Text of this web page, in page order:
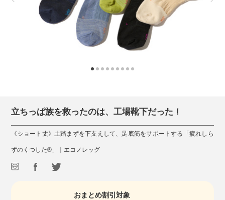
立ちっぱ族を救ったのは、工場靴下だった！
《ショート丈》土踏まずを下支えして、足底筋をサポートする「疲れしら
ずのくつした®」｜エコノレッグ
おまとめ割引対象